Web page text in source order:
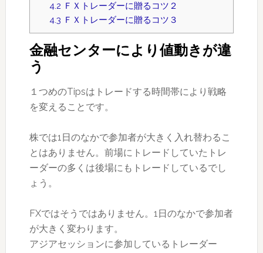
4.2ＦＸトレーダーに贈るコツ２
4.3 ＦＸトレーダーに贈るコツ３
金融センターにより値動きが違
う
１つめのTipsはトレードする時間帯により戦略
を変えることです。
株では1日のなかで参加者が大きく入れ替わるこ
とはありません。前場にトレードしていたトレ
ーダーの多くは後場にもトレードしているでし
ょう。
FXではそうではありません。1日のなかで参加者
が大きく変わります。
アジアセッションに参加しているトレーダー